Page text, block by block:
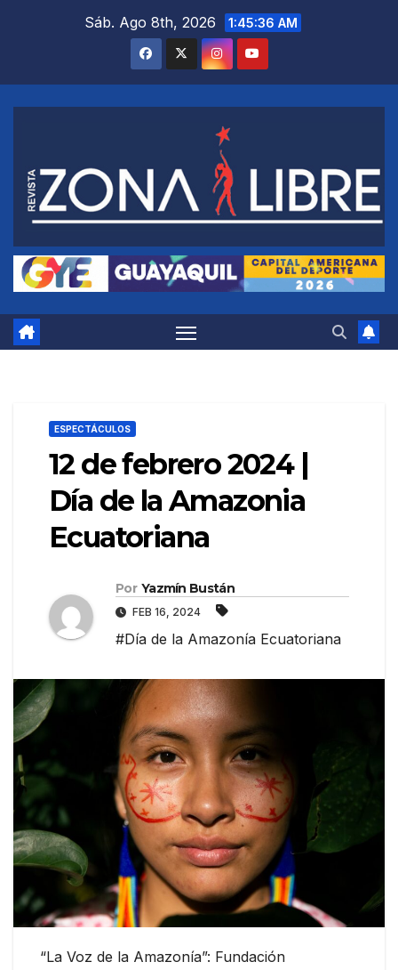
Sáb. Ago 8th, 2026 1:45:37 AM
ESPECTÁCULOS
12 de febrero 2024 |
Día de la Amazonia
Ecuatoriana
Por Yazmín Bustán
FEB 16, 2024
#Día de la Amazonía Ecuatoriana
“La Voz de la Amazonía”: Fundación